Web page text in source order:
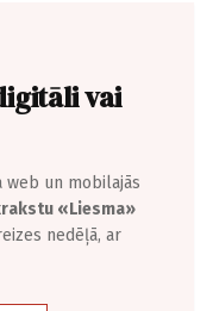
vai
web un mobilajās
«Liesma»
nedēļā, ar